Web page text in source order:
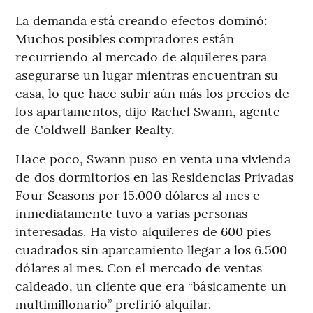
La demanda está creando efectos dominó:
Muchos posibles compradores están
recurriendo al mercado de alquileres para
asegurarse un lugar mientras encuentran su
casa, lo que hace subir aún más los precios de
los apartamentos, dijo Rachel Swann, agente
de Coldwell Banker Realty.
Hace poco, Swann puso en venta una vivienda
de dos dormitorios en las Residencias Privadas
Four Seasons por 15.000 dólares al mes e
inmediatamente tuvo a varias personas
interesadas. Ha visto alquileres de 600 pies
cuadrados sin aparcamiento llegar a los 6.500
dólares al mes. Con el mercado de ventas
caldeado, un cliente que era “básicamente un
multimillonario” prefirió alquilar.